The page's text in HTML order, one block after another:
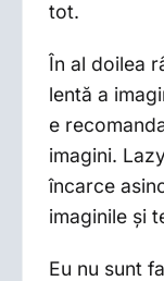
tot.
În al doilea
lentă a
e
imagini.
încarce
imaginile și
Eu nu sunt